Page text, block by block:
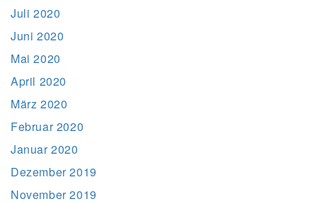
Juli 2020
Juni 2020
Mai 2020
April 2020
März 2020
Februar 2020
Januar 2020
Dezember 2019
November 2019